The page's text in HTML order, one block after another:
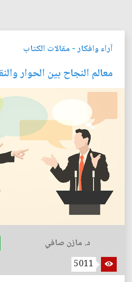
آراء وافكار- مقالات الكتاب
معالم النجاح بين الحوار
د. مازن صافي
5011